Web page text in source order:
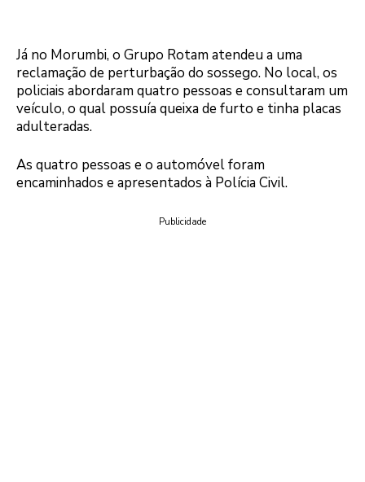
Já no Morumbi, o Grupo Rotam atendeu a uma
reclamação de perturbação do sossego. No local, os
policiais abordaram quatro pessoas e consultaram um
veículo, o qual possuía queixa de furto e tinha placas
adulteradas.
As quatro pessoas e o automóvel foram
encaminhados e apresentados à Polícia Civil.
Publicidade